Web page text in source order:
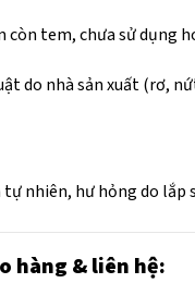
còn tem, chưa sử dụng
do nhà sản xuất (rơ,
nhiên, hư hỏng do lắp
hàng & liên hệ: